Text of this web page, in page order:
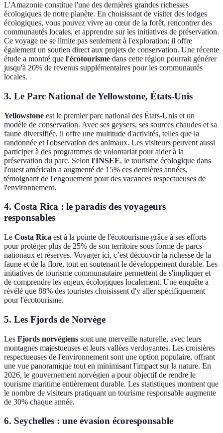
L'Amazonie constitue l'une des dernières grandes richesses
écologiques de notre planète. En choisissant de visiter des lodges
écologiques, vous pouvez vivre au cœur de la forêt, rencontrer des
communautés locales, et apprendre sur les initiatives de préservation.
Ce voyage ne se limite pas seulement à l'exploration; il offre
également un soutien direct aux projets de conservation. Une récente
étude a montré que l'écotourisme dans cette région pourrait générer
jusqu'à 20% de revenus supplémentaires pour les communautés
locales.
3. Le Parc National deYellowstone, États-Unis
Yellowstone est le premier parc national des États-Unis et un
modèle de conservation. Avec ses geysers, ses sources chaudes et sa
faune diversifiée, il offre une multitude d'activités, telles que la
randonnée et l'observation des animaux. Les visiteurs peuvent aussi
participer à des programmes de volontariat pour aider à la
préservation du parc. Selon l'INSEE, le tourisme écologique dans
l'ouest américain a augmenté de 15% ces dernières années,
témoignant de l'engouement pour des vacances respectueuses de
l'environnement.
4. Costa Rica : le paradis des voyageurs
responsables
Le Costa Rica est à la pointe de l'écotourisme grâce à ses efforts
pour protéger plus de 25% de son territoire sous forme de parcs
nationaux et réserves. Voyager ici, c’est découvrir la richesse de la
faune et de la flore, tout en soutenant le développement durable. Les
initiatives de tourisme communautaire permettent de s'impliquer et
de comprendre les enjeux écologiques localement. Une enquête a
révélé que 88% des touristes choisissent d'y aller spécifiquement
pour l'écotourisme.
5. Les Fjords de Norvège
Les Fjords norvégiens sont une merveille naturelle, avec leurs
montagnes majestueuses et leurs vallées verdoyantes. Les croisières
respectueuses de l'environnement sont une option populaire, offrant
une vue panoramique tout en minimisant l'impact sur la nature. En
2026, le gouvernement norvégien a pour objectif de rendre le
tourisme maritime entièrement durable. Les statistiques montrent que
le nombre de visiteurs pratiquant un tourisme responsable augmente
de 30% chaque année.
6. Seychelles : une évasion écoresponsable